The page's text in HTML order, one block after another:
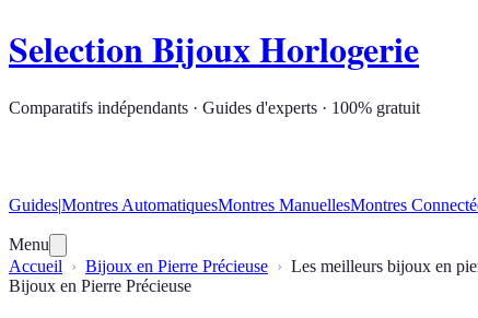
Selection Bijoux Horlogerie
Comparatifs indépendants · Guides d'experts · 100% gratuit
Guides|Montres AutomatiquesMontres ManuellesMontres
Menu
Accueil
Bijoux en Pierre Précieuse
Les meilleurs bijoux en
Bijoux en Pierre Précieuse